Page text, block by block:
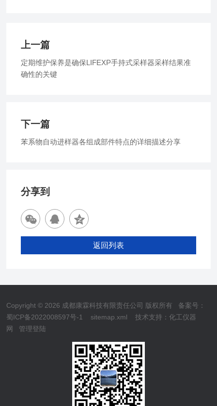
上一篇
定期维护保养是确保LIFEXP手持式采样器采样结果准
确性的关键
下一篇
苯系物自动进样器各组成部件特点的详细描述分享
分享到
返回列表
Copyright © 2026 成都康霖科技有限责任公司 版权所有 备案号：
蜀ICP备2022008597号-1
sitemap.xml 技术支持：化工仪器
网
管理登陆